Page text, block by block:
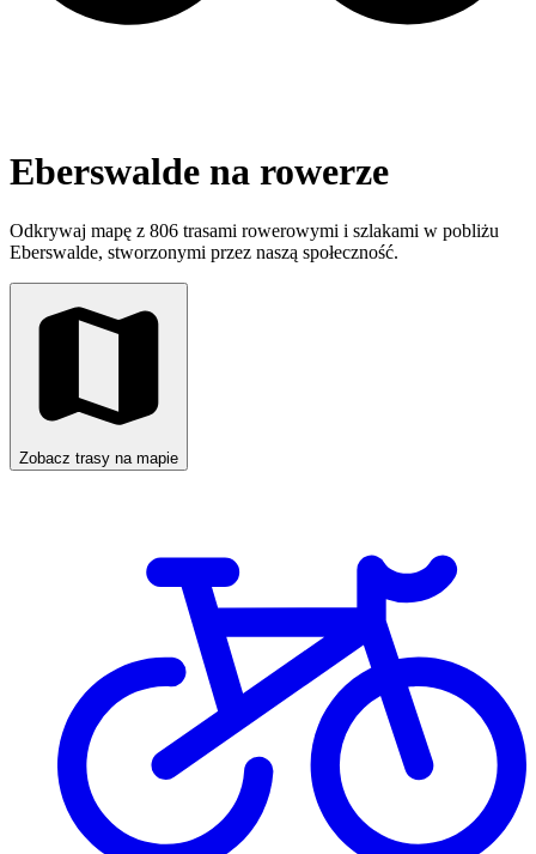
Eberswalde na rowerze
Odkrywaj mapę z 806 trasami rowerowymi i szlakami w pobliżu
Eberswalde, stworzonymi przez naszą społeczność.
Zobacz trasy na mapie